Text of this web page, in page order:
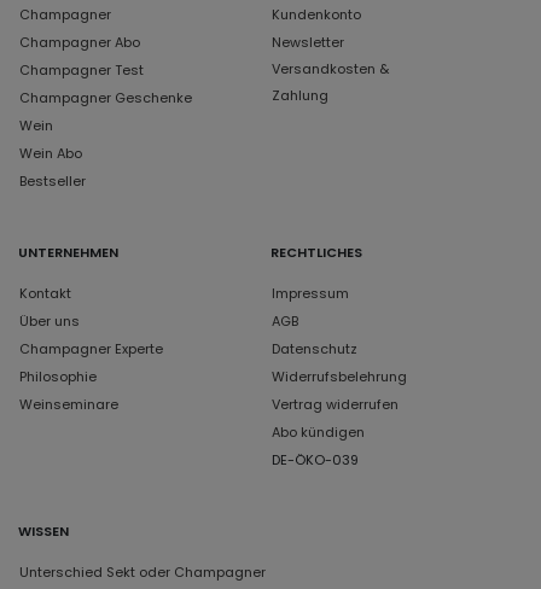
Champagner
Champagner Abo
Champagner Test
Champagner Geschenke
Wein
Wein Abo
Bestseller
Kundenkonto
Newsletter
Versandkosten &
Zahlung
UNTERNEHMEN
Kontakt
Über uns
Champagner Experte
Philosophie
Weinseminare
RECHTLICHES
Impressum
AGB
Datenschutz
Widerrufsbelehrung
Vertrag widerrufen
Abo kündigen
DE-ÖKO-039
WISSEN
Unterschied Sekt oder Champagner